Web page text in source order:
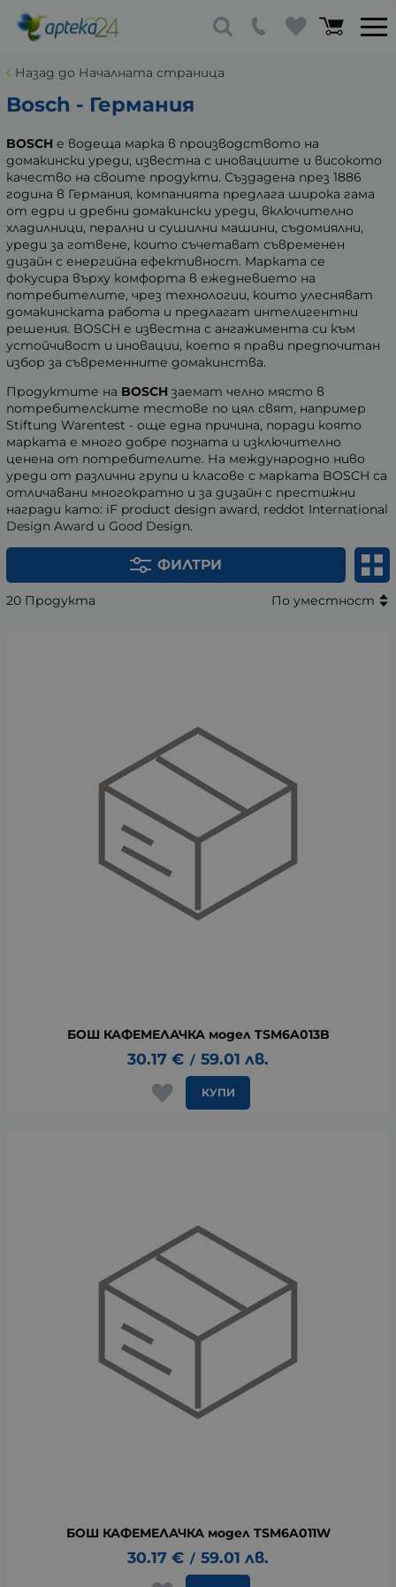
Назад до Началната страница
Bosch - Германия
BOSCH е водеща марка в производството на
домакински уреди, известна с иновациите и високото
качество на своите продукти. Създадена през 1886
година в Германия, компанията предлага широка гама
от едри и дребни домакински уреди, включително
хладилници, перални и сушилни машини, съдомиялни,
уреди за готвене, които съчетават съвременен
дизайн с енергийна ефективност. Марката се
фокусира върху комфорта в ежедневието на
потребителите, чрез технологии, които улесняват
домакинската работа и предлагат интелигентни
решения. BOSCH е известна с ангажимента си към
устойчивост и иновации, което я прави предпочитан
избор за съвременните домакинства.
Продуктите на BOSCH заемат челно място в
потребителските тестове по цял свят, например
Stiftung Warentest - още една причина, поради която
марката е много добре позната и изключително
ценена от потребителите. На международно ниво
уреди от различни групи и класове с марката BOSCH са
отличавани многократно и за дизайн с престижни
награди като: iF product design award, reddot International
Design Award и Good Design.
ФИЛТРИ
20 Продукта По уместност
БОШ КАФЕМЕЛАЧКА модел TSM6A013B
30.17 € / 59.01 лв.
КУПИ
БОШ КАФЕМЕЛАЧКА модел TSM6A011W
30.17 € / 59.01 лв.